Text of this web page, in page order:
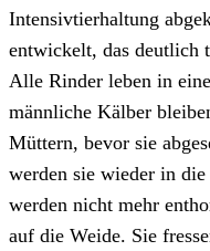
Intensivtierhaltung
entwickelt, das deutlich
Alle Rinder leben in
männliche Kälber
Müttern, bevor sie
werden sie wieder in
werden nicht mehr
auf die Weide. Sie